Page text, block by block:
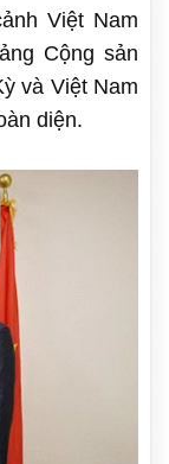
Việt Nam
Cộng sản
và Việt Nam
diện.